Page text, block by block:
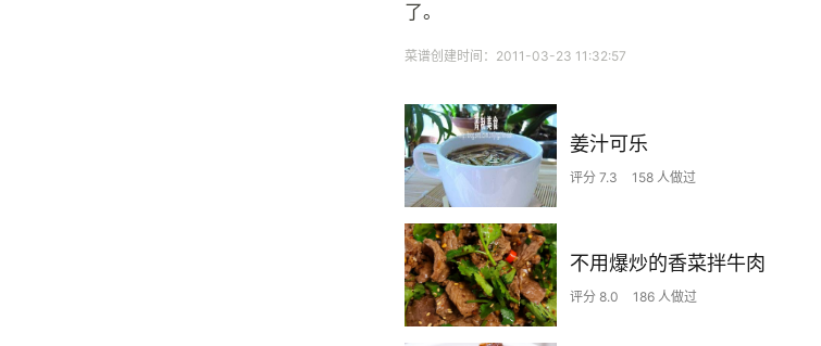
了。
菜谱创建时间：2011-03-23 11:32:57
姜汁可乐
评分 7.3 158 人做过
不用爆炒的香菜拌牛肉
评分 8.0 186 人做过